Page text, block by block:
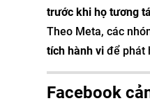
trước khi họ tương
Theo Meta, các
tích hành vi để phát
Facebook